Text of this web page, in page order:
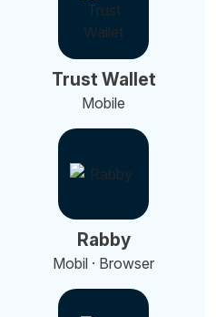
Trust Wallet
Mobile
Rabby
Mobil · Browser